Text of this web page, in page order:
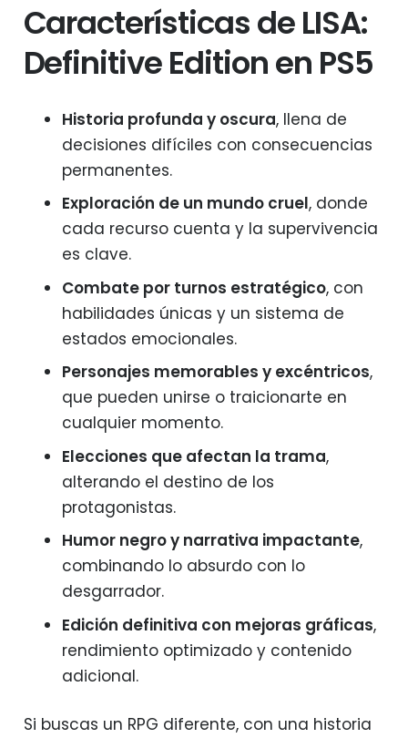
Características de LISA:
Definitive Edition en PS5
Historia profunda y oscura, llena de
decisiones difíciles con consecuencias
permanentes.
Exploración de un mundo cruel, donde
cada recurso cuenta y la supervivencia
es clave.
Combate por turnos estratégico, con
habilidades únicas y un sistema de
estados emocionales.
Personajes memorables y excéntricos,
que pueden unirse o traicionarte en
cualquier momento.
Elecciones que afectan la trama,
alterando el destino de los
protagonistas.
Humor negro y narrativa impactante,
combinando lo absurdo con lo
desgarrador.
Edición definitiva con mejoras gráficas,
rendimiento optimizado y contenido
adicional.
Si buscas un RPG diferente, con una historia